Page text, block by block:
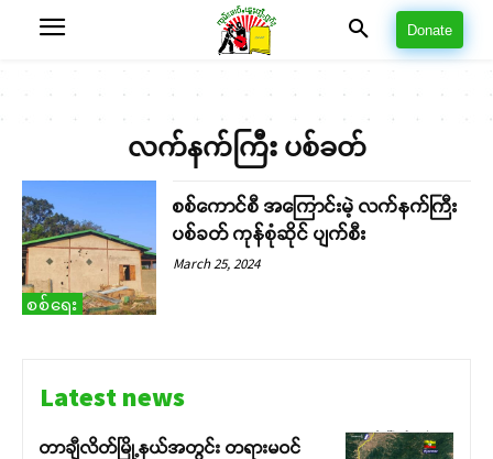
Donate
လက်နက်ကြီး ပစ်ခတ်
စစ်ရေး
စစ်ကောင်စီ အကြောင်းမဲ့ လက်နက်ကြီး
ပစ်ခတ် ကုန်စုံဆိုင် ပျက်စီး
March 25, 2024
Latest news
တာချီလိတ်မြို့နယ်အတွင်း တရားမဝင်